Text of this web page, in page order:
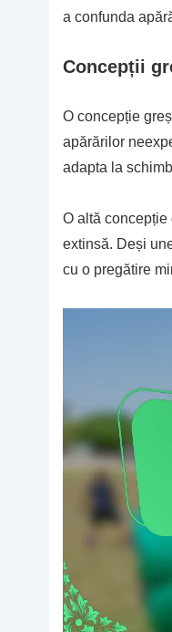
a confunda
Concepții
O concepție
apărărilor
adapta la
O altă
extinsă. Deși
cu o pregătire